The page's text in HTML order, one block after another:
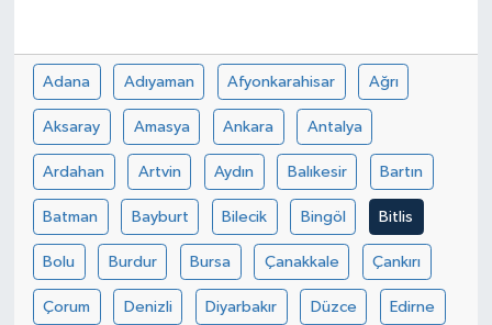
Adana Adıyaman Afyonkarahisar Ağrı
Aksaray Amasya Ankara Antalya
Ardahan Artvin Aydın Balıkesir Bartın
Batman Bayburt Bilecik Bingöl Bitlis
Bolu Burdur Bursa Çanakkale Çankırı
Çorum Denizli Diyarbakır Düzce Edirne